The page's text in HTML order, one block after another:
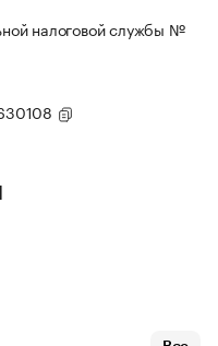
налоговой службы №